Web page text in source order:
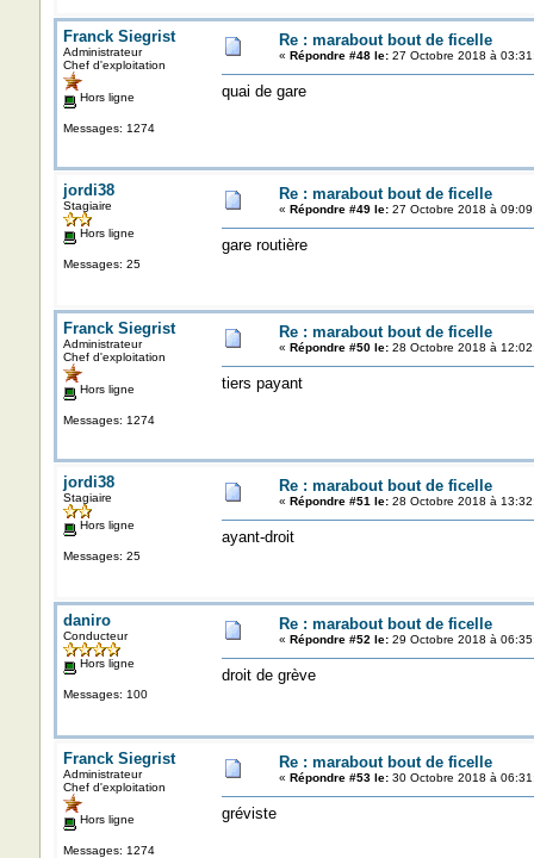
Franck Siegrist
Administrateur
Chef d'exploitation
Hors ligne
Messages: 1274
Re : marabout bout de ficelle
« Répondre #48 le:27 Octobre 2018 à
quai de gare
jordi38
Stagiaire
Hors ligne
Messages: 25
Re : marabout bout de ficelle
« Répondre #49 le:27 Octobre 2018 à
gare routière
Franck Siegrist
Administrateur
Chef d'exploitation
Hors ligne
Messages: 1274
Re : marabout bout de ficelle
« Répondre #50 le:28 Octobre 2018 à
tiers payant
jordi38
Stagiaire
Hors ligne
Messages: 25
Re : marabout bout de ficelle
« Répondre #51 le:28 Octobre 2018 à
ayant-droit
daniro
Conducteur
Hors ligne
Messages: 100
Re : marabout bout de ficelle
« Répondre #52 le:29 Octobre 2018 à
droit de grève
Franck Siegrist
Administrateur
Chef d'exploitation
Hors ligne
Messages: 1274
Re : marabout bout de ficelle
« Répondre #53 le:30 Octobre 2018 à
gréviste